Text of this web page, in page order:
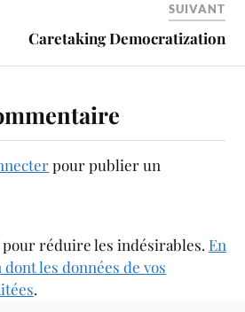
SUIVANT
Caretaking Democratization
pour publier un
réduire les indésirables. En
les données de vos
.